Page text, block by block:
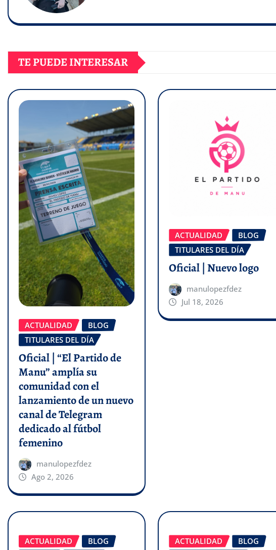
TE PUEDE INTERESAR
ACTUALIDAD
BLOG
TITULARES DEL DÍA
Oficial | “El Partido de
Manu” amplía su
comunidad con el
lanzamiento de un nuevo
canal de Telegram
dedicado al fútbol
femenino
manulopezfdez
Ago 2, 2026
ACTUALIDAD
BLOG
TITULARES DEL DÍA
Oficial | Nuevo logo
manulopezfdez
Jul 18, 2026
ACTUALIDAD
BLOG
ACTUALIDAD
BLOG